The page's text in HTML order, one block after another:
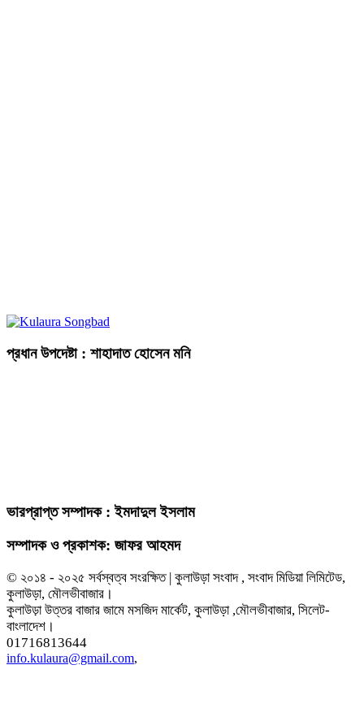
প্রধান উপদেষ্টা : শাহাদাত হোসেন মনি
ভারপ্রাপ্ত সম্পাদক : ইমদাদুল ইসলাম
সম্পাদক ও প্রকাশক: জাফর আহমদ
© ২০১৪ - ২০২৫ সর্বস্বত্ব সংরক্ষিত | কুলাউড়া সংবাদ , সংবাদ মিডিয়া লিমিটেড,
কুলাউড়া, মৌলভীবাজার।
কুলাউড়া উত্তর বাজার জামে মসজিদ মার্কেট, কুলাউড়া ,মৌলভীবাজার, সিলেট-
বাংলাদেশ।
01716813644
info.kulaura@gmail.com,